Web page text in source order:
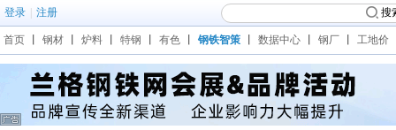
登录 注册 搜
首页 钢材 炉料 特钢 有色 钢铁智策 数据中心 钢厂 工地价